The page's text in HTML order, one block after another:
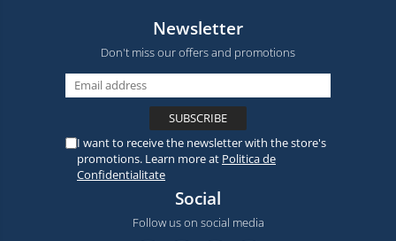
Newsletter
Don't miss our offers and promotions
I want to receive the newsletter with the store's
promotions. Learn more at Politica de
Confidentialitate
Social
Follow us on social media